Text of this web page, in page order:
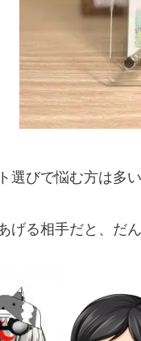
選びで悩む方は多い
げる相手だと、だ